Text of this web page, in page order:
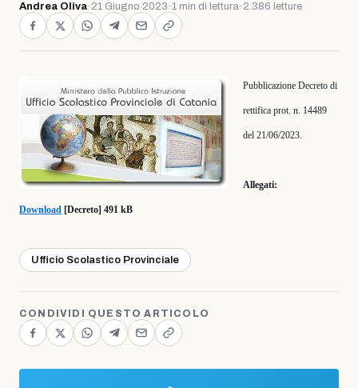
Andrea Oliva· 21 Giugno 2023 ·1 min di lettura· 2.386 letture
Pubblicazione Decreto di
rettifica prot. n. 14489
del 21/06/2023.
Allegati:
Download [Decreto] 491 kB
Ufficio Scolastico Provinciale
CONDIVIDI QUESTO ARTICOLO